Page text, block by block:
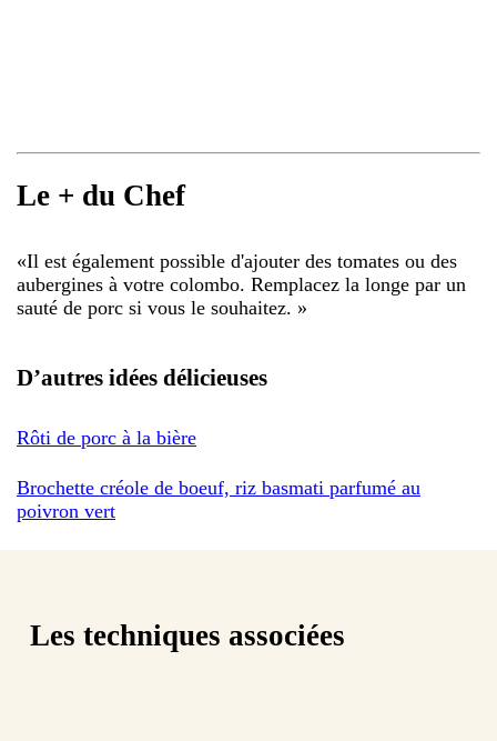
Le + du Chef
«Il est également possible d'ajouter des tomates ou des
aubergines à votre colombo. Remplacez la longe par un
sauté de porc si vous le souhaitez. »
D’autres idées délicieuses
Rôti de porc à la bière
Brochette créole de boeuf, riz basmati parfumé au
poivron vert
Les techniques associées